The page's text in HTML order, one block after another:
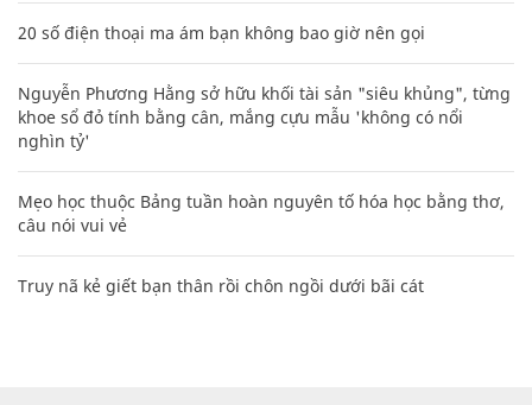
20 số điện thoại ma ám bạn không bao giờ nên gọi
Nguyễn Phương Hằng sở hữu khối tài sản "siêu khủng", từng
khoe sổ đỏ tính bằng cân, mắng cựu mẫu 'không có nổi
nghìn tỷ'
Mẹo học thuộc Bảng tuần hoàn nguyên tố hóa học bằng thơ,
câu nói vui vẻ
Truy nã kẻ giết bạn thân rồi chôn ngồi dưới bãi cát